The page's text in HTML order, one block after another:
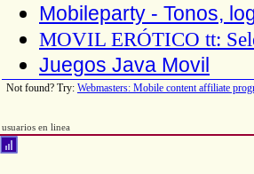
Mobileparty - Tonos,
MOVIL ERÓTICO tt:
Juegos Java Movil
Not found? Try: Webmasters: Mobile content affiliate
usuarios en linea